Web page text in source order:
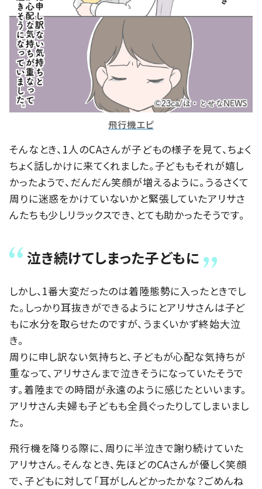
飛行機エピ
そんなとき、1人のCAさんが子どもの様子を見て、ちょく
ちょく話しかけに来てくれました。子どももそれが嬉し
かったようで、だんだん笑顔が増えるように。うるさくて
周りに迷惑をかけていないかと緊張していたアリサさ
んたちも少しリラックスでき、とても助かったそうです。
泣き続けてしまった子どもに
しかし、1番大変だったのは着陸態勢に入ったときでし
た。しっかり耳抜きができるようにとアリサさんは子ど
もに水分を取らせたのですが、うまくいかず終始大泣
き。
周りに申し訳ない気持ちと、子どもが心配な気持ちが
重なって、アリサさんまで泣きそうになっていたそうで
す。着陸までの時間が永遠のように感じたといいます。
アリサさん夫婦も子どもも全員ぐったりしてしまいまし
た。
飛行機を降りる際に、周りに半泣きで謝り続けていた
アリサさん。そんなとき、先ほどのCAさんが優しく笑顔
で、子どもに対して「耳がしんどかったかな？ごめんね